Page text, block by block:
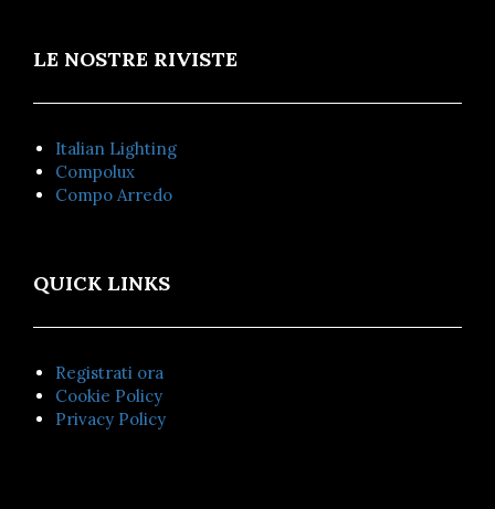
LE NOSTRE RIVISTE
Italian Lighting
Compolux
Compo Arredo
QUICK LINKS
Registrati ora
Cookie Policy
Privacy Policy